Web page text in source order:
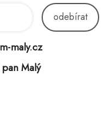
odebírat
maly.cz
Malý